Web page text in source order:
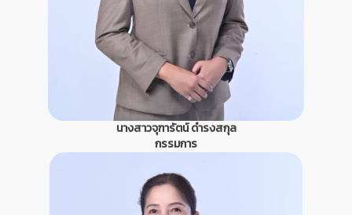
นางสาวจุฑารัตน์ ดำรงสกุล
กรรมการ